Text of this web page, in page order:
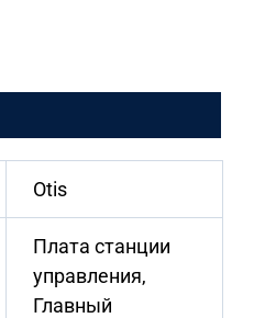
Otis
Плата станции
управления,
Главный